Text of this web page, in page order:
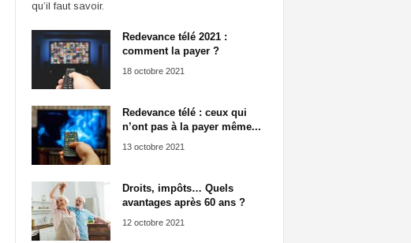
qu’il faut savoir.
Redevance télé 2021 :
comment la payer ?
18 octobre 2021
Redevance télé : ceux qui
n’ont pas à la payer même...
13 octobre 2021
Droits, impôts… Quels
avantages après 60 ans ?
12 octobre 2021